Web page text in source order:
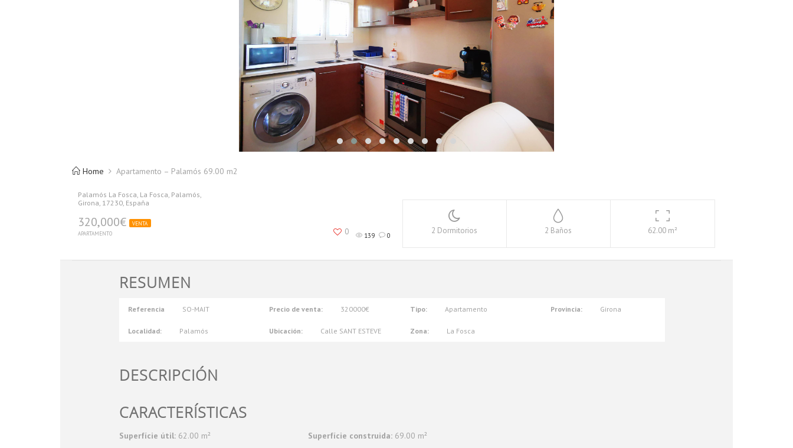
Home Apartamento – Palamós 69.00 m2
Palamós La Fosca, La Fosca, Palamós,
Girona, 17230, España
320,000€
VENTA
APARTAMENTO
139 0
0 2 Dormitorios 2 Baños 62.00 m²
RESUMEN
Referencia SO-MAIT Precio de venta: 320000€ Tipo: Apartamento Provincia: Girona
Localidad: Palamós Ubicación: Calle SANT ESTEVE Zona: La Fosca
DESCRIPCIÓN
CARACTERÍSTICAS
Superfície útil: 62.00 m² Superfície construida: 69.00 m²